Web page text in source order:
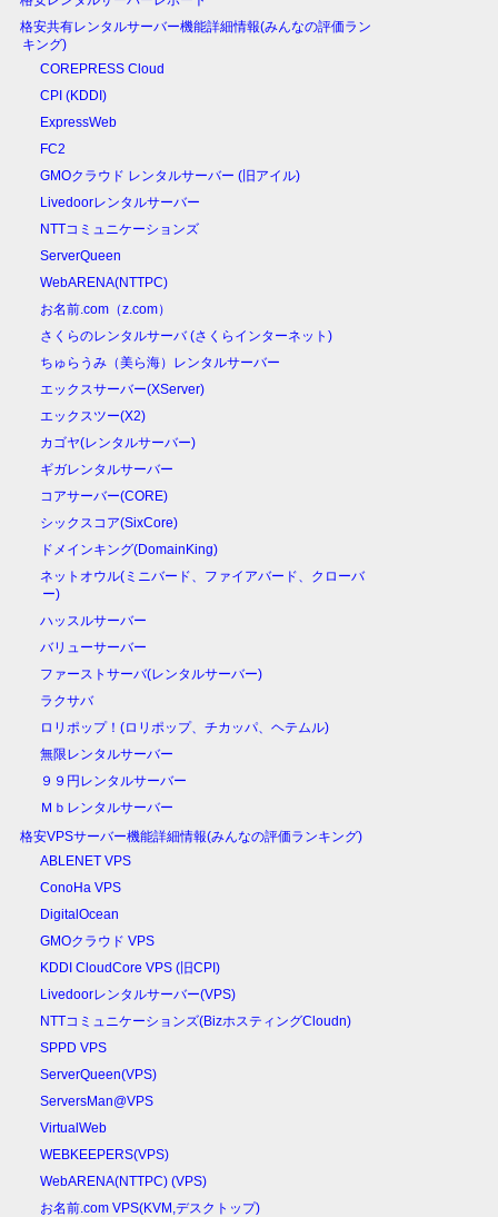
格安共有レンタルサーバー機能詳細情報(みんなの評価ラン
キング)
COREPRESS Cloud
CPI (KDDI)
ExpressWeb
FC2
GMOクラウド レンタルサーバー (旧アイル)
Livedoorレンタルサーバー
NTTコミュニケーションズ
ServerQueen
WebARENA(NTTPC)
お名前.com（z.com）
さくらのレンタルサーバ (さくらインターネット)
ちゅらうみ（美ら海）レンタルサーバー
エックスサーバー(XServer)
エックスツー(X2)
カゴヤ(レンタルサーバー)
ギガレンタルサーバー
コアサーバー(CORE)
シックスコア(SixCore)
ドメインキング(DomainKing)
ネットオウル(ミニバード、ファイアバード、クローバ
ー)
ハッスルサーバー
バリューサーバー
ファーストサーバ(レンタルサーバー)
ラクサバ
ロリポップ！(ロリポップ、チカッパ、ヘテムル)
無限レンタルサーバー
９９円レンタルサーバー
Ｍｂレンタルサーバー
格安VPSサーバー機能詳細情報(みんなの評価ランキング)
ABLENET VPS
ConoHa VPS
DigitalOcean
GMOクラウド VPS
KDDI CloudCore VPS (旧CPI)
Livedoorレンタルサーバー(VPS)
NTTコミュニケーションズ(BizホスティングCloudn)
SPPD VPS
ServerQueen(VPS)
ServersMan@VPS
VirtualWeb
WEBKEEPERS(VPS)
WebARENA(NTTPC) (VPS)
お名前.com VPS(KVM,デスクトップ)